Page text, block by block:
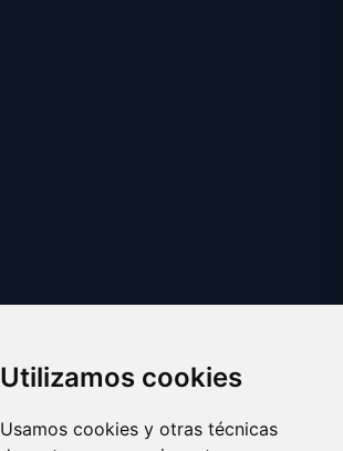
Utilizamos cookies
Usamos cookies y otras técnicas